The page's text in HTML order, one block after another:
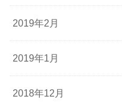
2019年2月
2019年1月
2018年12月